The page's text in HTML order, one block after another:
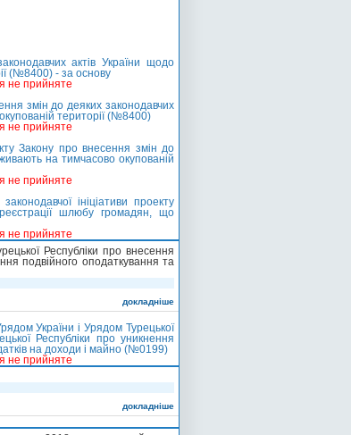
актів України щодо
(№8400) - за основу
не прийняте
змін до деяких законодавчих
території (№8400)
не прийняте
Закону про внесення змін до
на тимчасово окупованій
не прийняте
ініціативи проекту
шлюбу громадян, що
не прийняте
Республіки про внесення
подвійного оподаткування та
докладніше
України і Урядом Турецької
Республіки про уникнення
на доходи і майно (№0199)
не прийняте
докладніше